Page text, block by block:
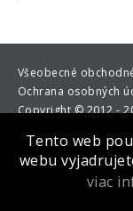
Všeobecné
Ochrana osobných
Copyright©2012 -
Tento web
webu
viac